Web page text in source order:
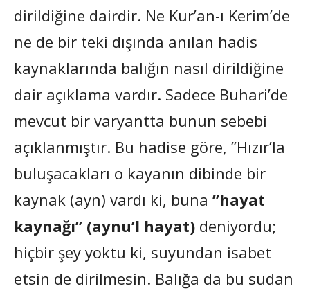
dirildiğine dairdir. Ne Kur’an-ı Kerim’de
ne de bir teki dışında anılan hadis
kaynaklarında balığın nasıl dirildiğine
dair açıklama vardır. Sadece Buhari’de
mevcut bir varyantta bunun sebebi
açıklanmıştır. Bu hadise göre, ”Hızır’la
buluşacakları o kayanın dibinde bir
kaynak (ayn) vardı ki, buna ”hayat
kaynağı” (aynu’l hayat) deniyordu;
hiçbir şey yoktu ki, suyundan isabet
etsin de dirilmesin. Balığa da bu sudan